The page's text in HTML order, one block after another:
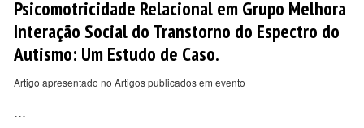
Psicomotricidade Relacional em Grupo Melhora
Interação Social do Transtorno do Espectro do
Autismo: Um Estudo de Caso.
Artigo apresentado no Artigos publicados em evento
...